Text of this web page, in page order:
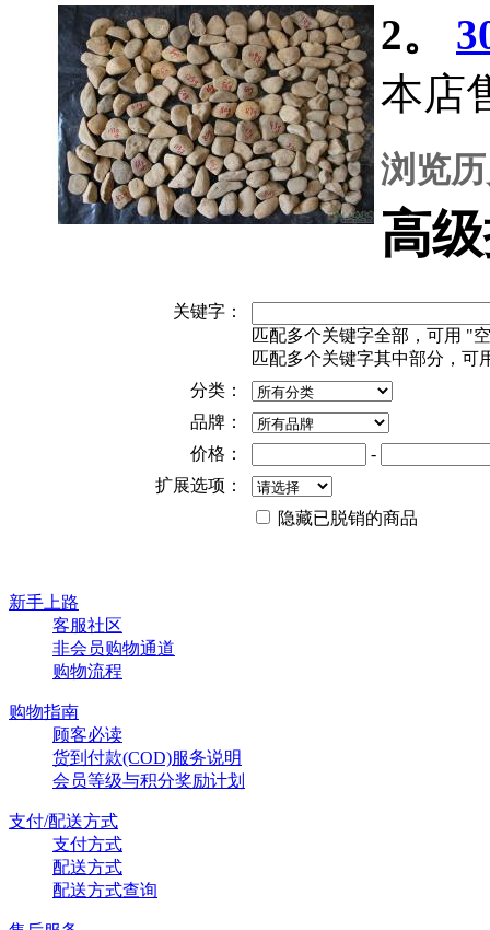
2。
本店
浏览
高
关键字：
匹配多个关键字全部，可用 "
匹配多个关键字其中部分，可
分类：
品牌：
价格：
-
扩展选项：
隐藏已脱销的商品
新手上路
客服社区
非会员购物通道
购物流程
购物指南
顾客必读
货到付款(COD)服务说明
会员等级与积分奖励计划
支付/配送方式
支付方式
配送方式
配送方式查询